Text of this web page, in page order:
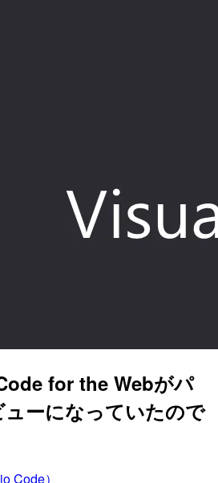
for the Webがパ
ーになっていたので
Code）